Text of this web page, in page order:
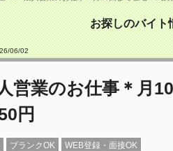
お探しのバイト
/06/02
営業のお仕事＊月
円
ブランクOK WEB登録・面接OK